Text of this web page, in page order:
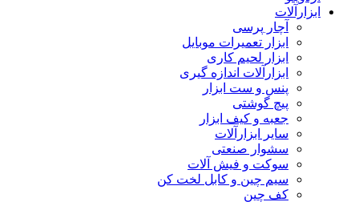
ابزارآلات
آچار پرسی
ابزار تعمیرات موبایل
ابزار لحیم کاری
ابزارآلات اندازه گیری
پنس و ست ابزار
پیچ گوشتی
جعبه و کیف ابزار
سایر ابزارآلات
سشوار صنعتی
سوکت و فیش آلات
سیم چین و کابل لخت کن
کف چین